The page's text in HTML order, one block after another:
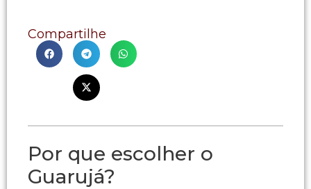
Compartilhe
Por que escolher o
Guarujá?